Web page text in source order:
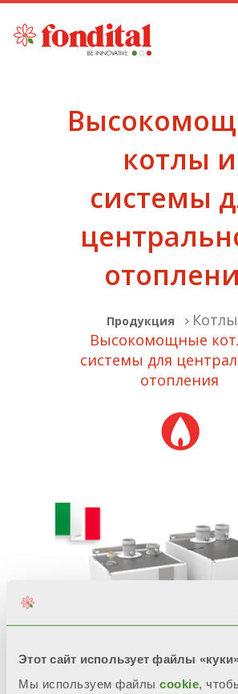
Этот сайт использует файлы
Мы используем файлы cookie,
котлы и
системы
Продукция
Котлы
Высокомощные
системы для
отопления